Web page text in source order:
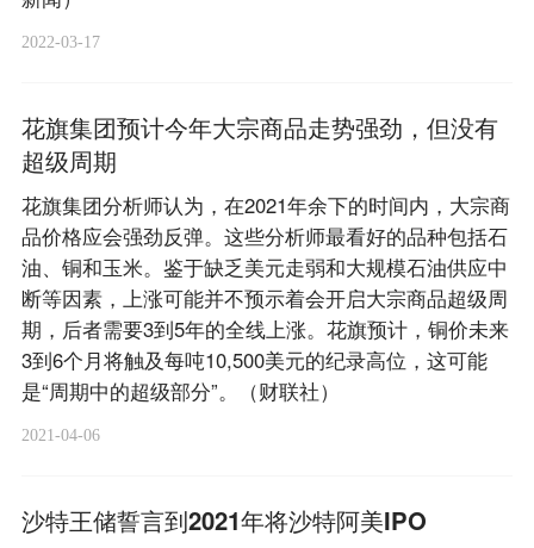
2022-03-17
花旗集团预计今年大宗商品走势强劲，但没有
超级周期
花旗集团分析师认为，在2021年余下的时间内，大宗商
品价格应会强劲反弹。这些分析师最看好的品种包括石
油、铜和玉米。鉴于缺乏美元走弱和大规模石油供应中
断等因素，上涨可能并不预示着会开启大宗商品超级周
期，后者需要3到5年的全线上涨。花旗预计，铜价未来
3到6个月将触及每吨10,500美元的纪录高位，这可能
是“周期中的超级部分”。（财联社）
2021-04-06
沙特王储誓言到2021年将沙特阿美IPO